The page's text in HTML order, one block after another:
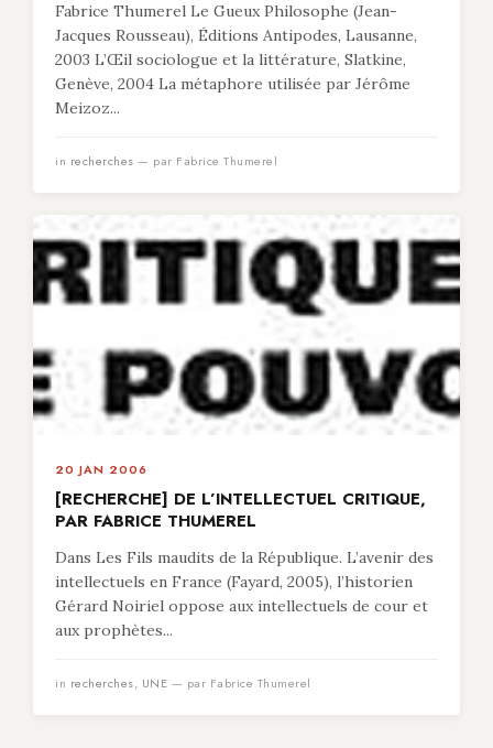
Fabrice Thumerel Le Gueux Philosophe (Jean-
Jacques Rousseau), Éditions Antipodes, Lausanne,
2003 L’Œil sociologue et la littérature, Slatkine,
Genève, 2004 La métaphore utilisée par Jérôme
Meizoz...
in recherches — par Fabrice Thumerel
20 JAN 2006
[RECHERCHE] DE L’INTELLECTUEL CRITIQUE,
PAR FABRICE THUMEREL
Dans Les Fils maudits de la République. L’avenir des
intellectuels en France (Fayard, 2005), l’historien
Gérard Noiriel oppose aux intellectuels de cour et
aux prophètes...
in recherches, UNE — par Fabrice Thumerel